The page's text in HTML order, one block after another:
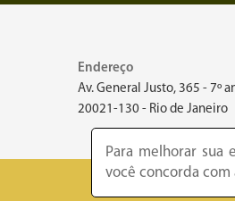
Endereço
Av. General Justo, 365 - 7º
20021-130 - Rio de Janeiro
Para melhorar sua
você concorda com